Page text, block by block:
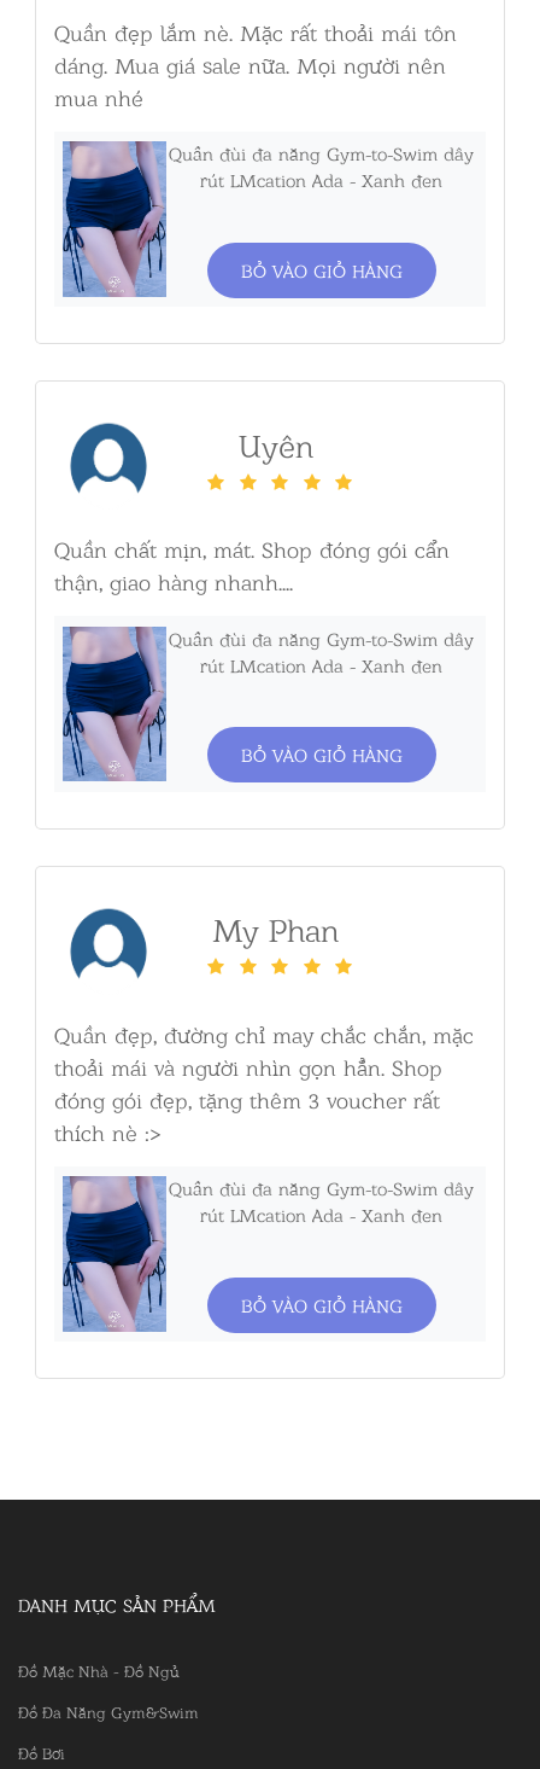
Quần đẹp lắm nè. Mặc rất thoải mái tôn
dáng. Mua giá sale nữa. Mọi người nên
mua nhé
Quần đùi đa năng Gym-to-Swim dây
rút LMcation Ada - Xanh đen
BỎ VÀO GIỎ HÀNG
Uyên
Quần chất mịn, mát. Shop đóng gói cẩn
thận, giao hàng nhanh....
Quần đùi đa năng Gym-to-Swim dây
rút LMcation Ada - Xanh đen
BỎ VÀO GIỎ HÀNG
My Phan
Quần đẹp, đường chỉ may chắc chắn, mặc
thoải mái và người nhìn gọn hẳn. Shop
đóng gói đẹp, tặng thêm 3 voucher rất
thích nè :>
Quần đùi đa năng Gym-to-Swim dây
rút LMcation Ada - Xanh đen
BỎ VÀO GIỎ HÀNG
DANH MỤC SẢN PHẨM
Đồ Mặc Nhà - Đồ Ngủ
Đồ Đa Năng Gym&Swim
Đồ Bơi